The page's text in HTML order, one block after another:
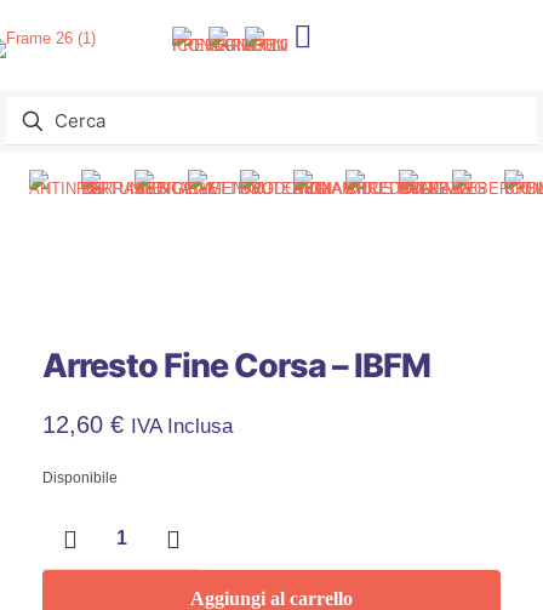
Arresto Fine Corsa – IBFM
12,60 € IVA Inclusa
Disponibile
Corsa
Aggiungi al carrello